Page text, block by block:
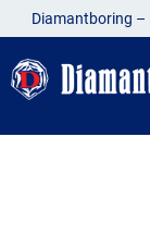
Diamantboring –